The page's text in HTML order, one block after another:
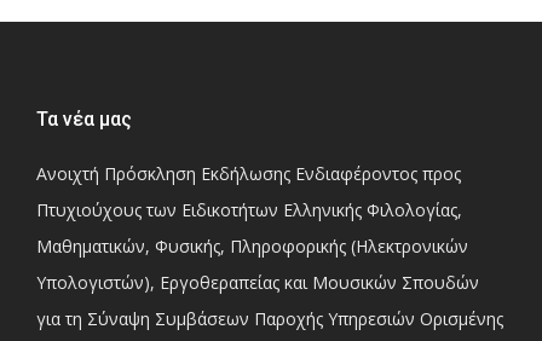
Τα νέα μας
Ανοιχτή Πρόσκληση Εκδήλωσης Ενδιαφέροντος προς
Πτυχιούχους των Ειδικοτήτων Ελληνικής Φιλολογίας,
Μαθηματικών, Φυσικής, Πληροφορικής (Ηλεκτρονικών
Υπολογιστών), Εργοθεραπείας και Μουσικών Σπουδών
για τη Σύναψη Συμβάσεων Παροχής Υπηρεσιών Ορισμένης